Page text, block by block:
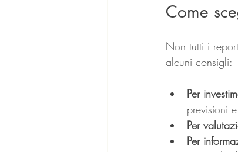
Come
Non tutti i
alcuni consigli:
Per
previsioni
Per
Per